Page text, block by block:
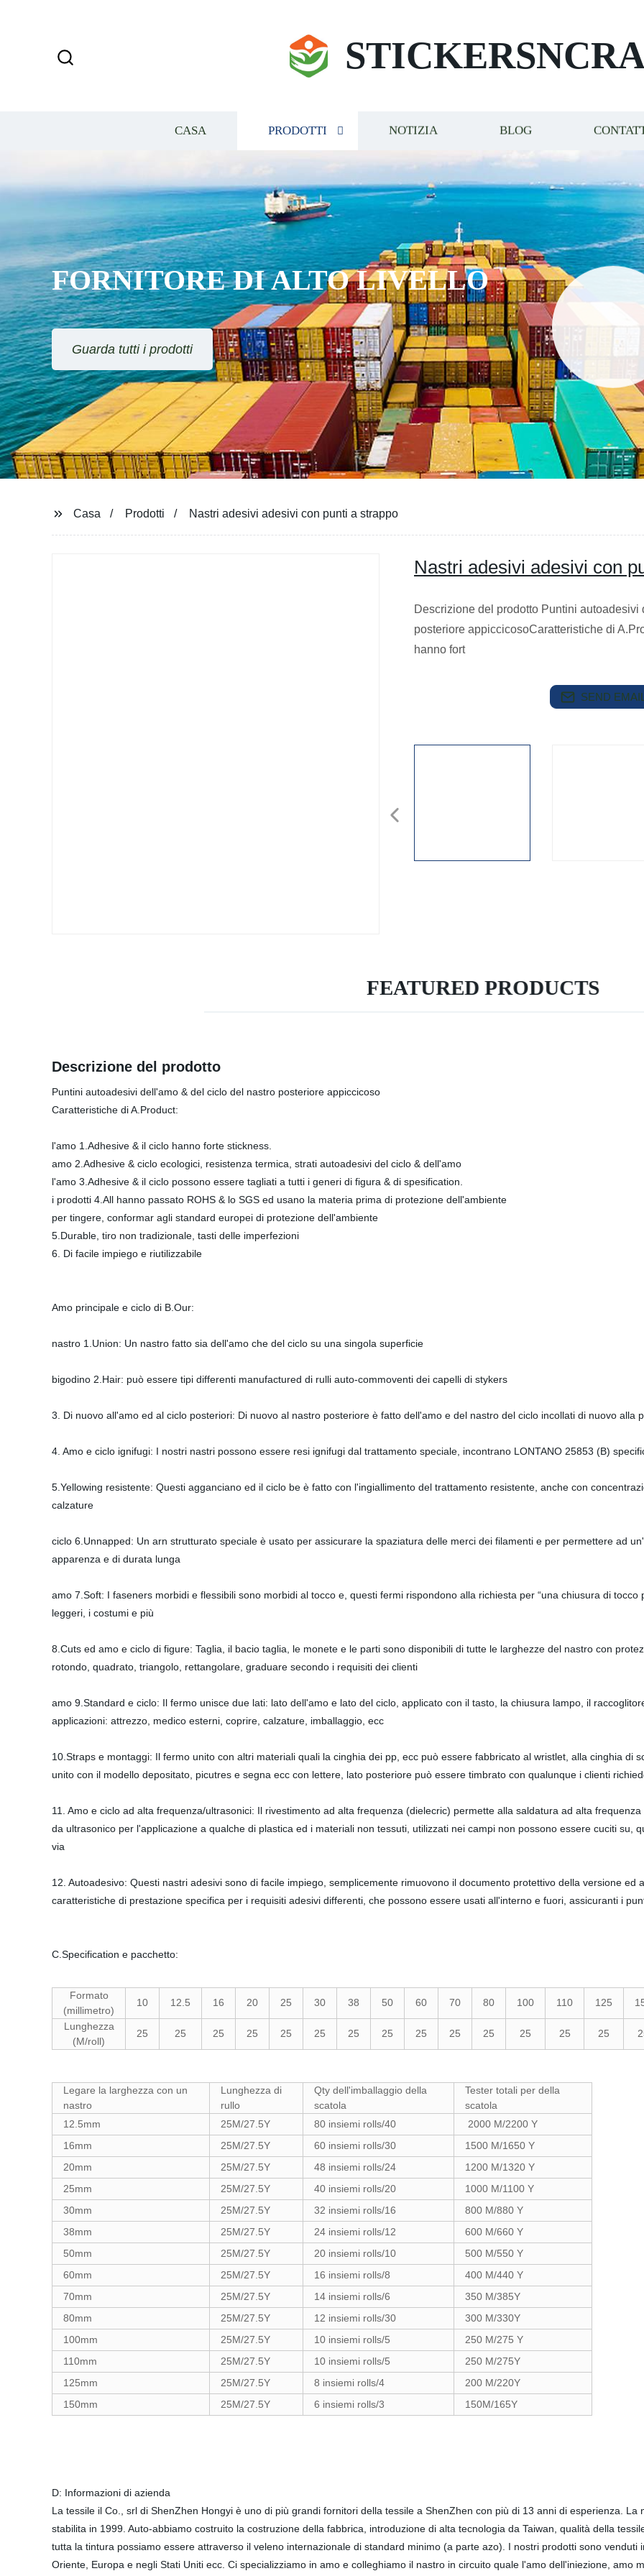
CASA PRODOTTI NOTIZIA BLOG
FORNITORE DI ALTO LIVELLO
Guarda tutti i prodotti
Casa Prodotti Nastri adesivi adesivi con punti a strappo
Nastri adesivi adesivi con
Descrizione del prodotto Puntini
posteriore appiccicosoCaratteristiche di
hanno fort
SEND
FEATURED PRODUCTS
Descrizione del prodotto
Puntini autoadesivi dell'amo & del ciclo del nastro posteriore appiccicoso
Caratteristiche di A.Product:
l'amo 1.Adhesive & il ciclo hanno forte stickness.
amo 2.Adhesive & ciclo ecologici, resistenza termica, strati autoadesivi del ciclo & dell'amo
l'amo 3.Adhesive & il ciclo possono essere tagliati a tutti i generi di figura & di spesification.
i prodotti 4.All hanno passato ROHS & lo SGS ed usano la materia prima di protezione dell'ambiente
per tingere, conformar agli standard europei di protezione dell'ambiente
5.Durable, tiro non tradizionale, tasti delle imperfezioni
6. Di facile impiego e riutilizzabile
Amo principale e ciclo di B.Our:
nastro 1.Union: Un nastro fatto sia dell'amo che del ciclo su una singola superficie
bigodino 2.Hair: può essere tipi differenti manufactured di rulli auto-commoventi dei capelli di stykers
3. Di nuovo all'amo ed al ciclo posteriori: Di nuovo al nastro posteriore è fatto dell'amo e del nastro del ciclo incollati di nuovo alla
4. Amo e ciclo ignifugi: I nostri nastri possono essere resi ignifugi dal trattamento speciale, incontrano LONTANO 25853 (B)
5.Yellowing resistente: Questi agganciano ed il ciclo be è fatto con l'ingiallimento del trattamento resistente, anche con
calzature
ciclo 6.Unnapped: Un arn strutturato speciale è usato per assicurare la spaziatura delle merci dei filamenti e per permettere ad
apparenza e di durata lunga
amo 7.Soft: I faseners morbidi e flessibili sono morbidi al tocco e, questi fermi rispondono alla richiesta per “una chiusura di
leggeri, i costumi e più
8.Cuts ed amo e ciclo di figure: Taglia, il bacio taglia, le monete e le parti sono disponibili di tutte le larghezze del nastro con
rotondo, quadrato, triangolo, rettangolare, graduare secondo i requisiti dei clienti
amo 9.Standard e ciclo: Il fermo unisce due lati: lato dell'amo e lato del ciclo, applicato con il tasto, la chiusura lampo, il
applicazioni: attrezzo, medico esterni, coprire, calzature, imballaggio, ecc
10.Straps e montaggi: Il fermo unito con altri materiali quali la cinghia dei pp, ecc può essere fabbricato al wristlet, alla cinghia di
unito con il modello depositato, picutres e segna ecc con lettere, lato posteriore può essere timbrato con qualunque i clienti
11. Amo e ciclo ad alta frequenza/ultrasonici: Il rivestimento ad alta frequenza (dielecric) permette alla saldatura ad alta
da ultrasonico per l'applicazione a qualche di plastica ed i materiali non tessuti, utilizzati nei campi non possono essere cuciti su,
via
12. Autoadesivo: Questi nastri adesivi sono di facile impiego, semplicemente rimuovono il documento protettivo della versione ed
caratteristiche di prestazione specifica per i requisiti adesivi differenti, che possono essere usati all'interno e fuori, assicuranti i
C.Specification e pacchetto:
Formato
(millimetro)
10 12.5 16 20 25 30 38 50 60 70 80 100 110 125
Lunghezza
(M/roll)
25 25 25 25 25 25 25 25 25 25 25 25 25 25
Legare la larghezza con un
nastro
Lunghezza di
rullo
Qty dell'imballaggio della
scatola
Tester totali per della
scatola
12.5mm
25M/27.5Y 80 insiemi rolls/40
2000 M/2200 Y
16mm
25M/27.5Y 60 insiemi rolls/30
1500 M/1650 Y
20mm
25M/27.5Y 48 insiemi rolls/24
1200 M/1320 Y
25mm
25M/27.5Y 40 insiemi rolls/20
1000 M/1100 Y
30mm
25M/27.5Y 32 insiemi rolls/16
800 M/880 Y
38mm
25M/27.5Y 24 insiemi rolls/12
600 M/660 Y
50mm
25M/27.5Y 20 insiemi rolls/10
500 M/550 Y
60mm
25M/27.5Y 16 insiemi rolls/8
400 M/440 Y
70mm
25M/27.5Y 14 insiemi rolls/6
350 M/385Y
80mm
25M/27.5Y 12 insiemi rolls/30
300 M/330Y
100mm
25M/27.5Y 10 insiemi rolls/5
250 M/275 Y
110mm
25M/27.5Y 10 insiemi rolls/5
250 M/275Y
125mm
25M/27.5Y 8 insiemi rolls/4
200 M/220Y
150mm
25M/27.5Y 6 insiemi rolls/3 150M/165Y
D: Informazioni di azienda
La tessile il Co., srl di ShenZhen Hongyi è uno di più grandi fornitori della tessile a ShenZhen con più di 13 anni di esperienza.
stabilita in 1999. Auto-abbiamo costruito la costruzione della fabbrica, introduzione di alta tecnologia da Taiwan, qualità della
tutta la tintura possiamo essere attraverso il veleno internazionale di standard minimo (a parte azo). I nostri prodotti sono
Oriente, Europa e negli Stati Uniti ecc. Ci specializziamo in amo e colleghiamo il nastro in circuito quale l'amo dell'iniezione, amo